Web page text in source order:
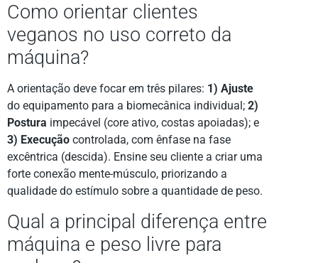
Como orientar clientes
veganos no uso correto da
máquina?
A orientação deve focar em três pilares: 1) Ajuste
do equipamento para a biomecânica individual; 2)
Postura impecável (core ativo, costas apoiadas); e
3) Execução controlada, com ênfase na fase
excêntrica (descida). Ensine seu cliente a criar uma
forte conexão mente-músculo, priorizando a
qualidade do estímulo sobre a quantidade de peso.
Qual a principal diferença entre
máquina e peso livre para